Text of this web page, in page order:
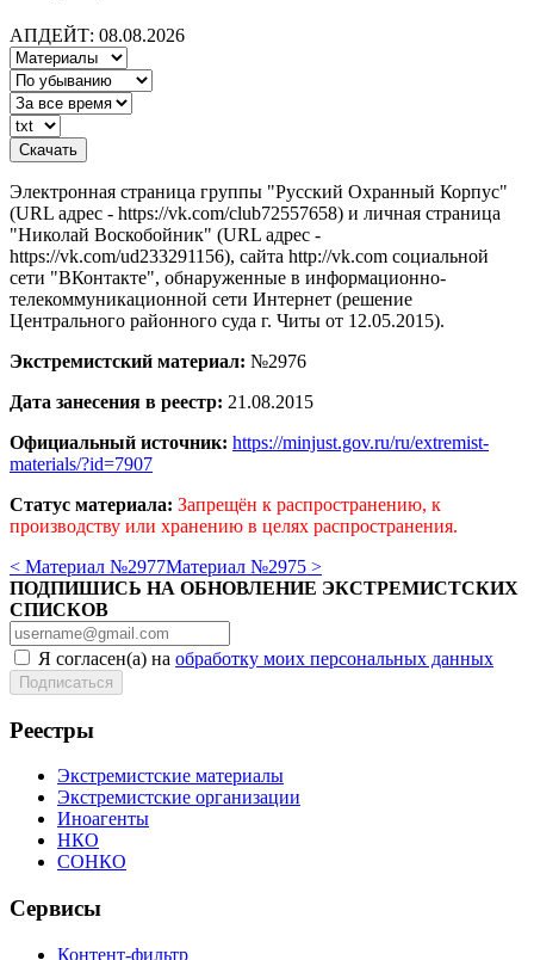
АПДЕЙТ: 08.08.2026
Электронная страница группы "Русский Охранный Корпус"
(URL адрес - https://vk.com/club72557658) и личная страница
"Николай Воскобойник" (URL адрес -
https://vk.com/ud233291156), сайта http://vk.com социальной
сети "ВКонтакте", обнаруженные в информационно-
телекоммуникационной сети Интернет (решение
Центрального районного суда г. Читы от 12.05.2015).
Экстремистский материал: №2976
Дата занесения в реестр: 21.08.2015
Официальный источник: https://minjust.gov.ru/ru/extremist-
materials/?id=7907
Статус материала: Запрещён к распространению, к
производству или хранению в целях распространения.
< Материал №2977Материал №2975 >
ПОДПИШИСЬ НА ОБНОВЛЕНИЕ ЭКСТРЕМИСТСКИХ
СПИСКОВ
Я согласен(а) на обработку моих персональных данных
Реестры
Экстремистские материалы
Экстремистские организации
Иноагенты
НКО
СОНКО
Сервисы
Контент-фильтр